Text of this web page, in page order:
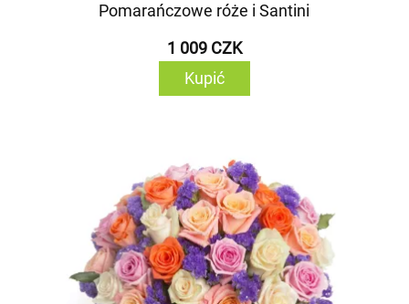
Pomarańczowe róże i Santini
1 009 CZK
Kupić